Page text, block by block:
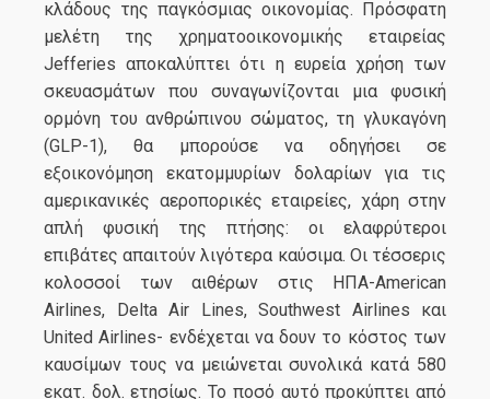
κλάδους της παγκόσμιας οικονομίας. Πρόσφατη
μελέτη της χρηματοοικονομικής εταιρείας
Jefferies αποκαλύπτει ότι η ευρεία χρήση των
σκευασμάτων που συναγωνίζονται μια φυσική
ορμόνη του ανθρώπινου σώματος, τη γλυκαγόνη
(GLP-1), θα μπορούσε να οδηγήσει σε
εξοικονόμηση εκατομμυρίων δολαρίων για τις
αμερικανικές αεροπορικές εταιρείες, χάρη στην
απλή φυσική της πτήσης: οι ελαφρύτεροι
επιβάτες απαιτούν λιγότερα καύσιμα. Oι τέσσερις
κολοσσοί των αιθέρων στις ΗΠΑ-American
Airlines, Delta Air Lines, Southwest Airlines και
United Airlines- ενδέχεται να δουν το κόστος των
καυσίμων τους να μειώνεται συνολικά κατά 580
εκατ. δολ. ετησίως. Το ποσό αυτό προκύπτει από